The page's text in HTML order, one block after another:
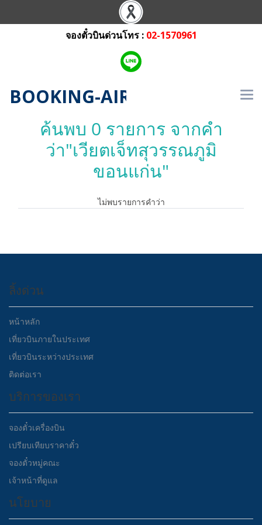
จองตั๋วบินด่วนโทร : 02-1570961
BOOKING-AIRLINE.COM
ค้นพบ 0 รายการ จากคำ
ว่า"เวียตเจ็ทสุวรรณภูมิ
ขอนแก่น"
ไม่พบรายการคำว่า
ลิ้งด่วน
หน้าหลัก
เที่ยวบินภายในประเทศ
เที่ยวบินระหว่างประเทศ
ติดต่อเรา
บริการของเรา
จองตั๋วเครื่องบิน
เปรียบเทียบราคาตั๋ว
จองตั๋วหมู่คณะ
เจ้าหน้าที่ดูแล
นโยบาย